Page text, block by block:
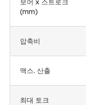
보어 x 스트로크
(mm)
압축비
맥스. 산출
최대 토크